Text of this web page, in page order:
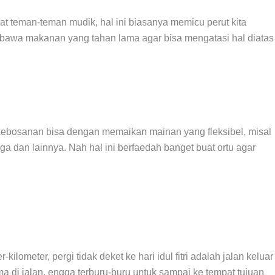
teman-teman mudik, hal ini biasanya memicu perut kita
makanan yang tahan lama agar bisa mengatasi hal diatas
bisa dengan memaikan mainan yang fleksibel, misal
dan lainnya. Nah hal ini berfaedah banget buat ortu agar
kilometer, pergi tidak deket ke hari idul fitri adalah jalan keluar
di jalan, engga terburu-buru untuk sampai ke tempat tujuan